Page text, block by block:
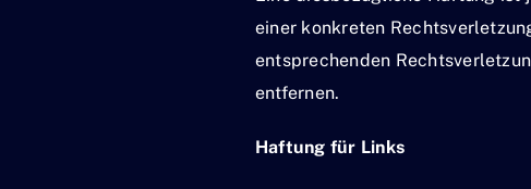
einer konkreten
entsprechenden
entfernen.
Haftung für Links